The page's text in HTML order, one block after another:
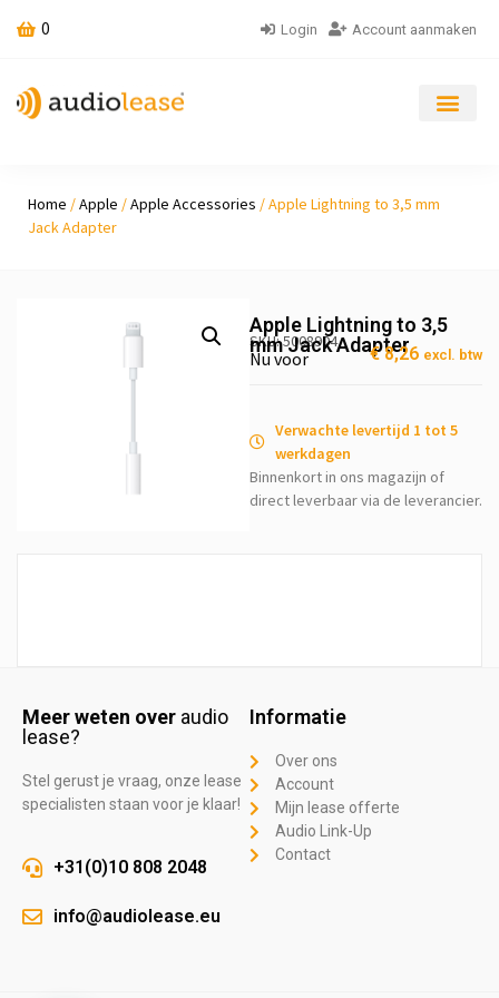
0 Login Account aanmaken
Home /Apple /Apple Accessories / Apple Lightning to 3,5 mm
Jack Adapter
Apple Lightning to 3,5
mm Jack Adapter
SKU: 5008904
Nu voor €8,26 excl. btw
Verwachte levertijd 1 tot 5
werkdagen
Binnenkort in ons magazijn of
direct leverbaar via de leverancier.
Meer weten over audio
lease?
Stel gerust je vraag, onze lease
specialisten staan voor je klaar!
+31(0)10 808 2048
info@audiolease.eu
Informatie
Over ons
Account
Mijn lease offerte
Audio Link-Up
Contact